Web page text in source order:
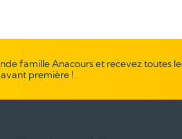
famille Anacours et recevez toutes
première !